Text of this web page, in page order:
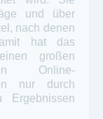
und über
nach denen
hat das
großen
Online-
nur durch
Ergebnissen